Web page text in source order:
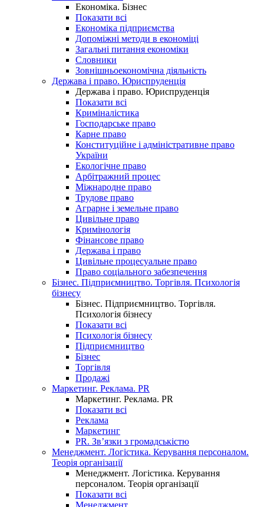
Економіка. Бізнес
Показати всі
Економіка підприємства
Допоміжні методи в економіці
Загальні питання економіки
Словники
Зовнішньоекономічна діяльність
Держава і право. Юриспруденція
Держава і право. Юриспруденція
Показати всі
Криміналістика
Господарське право
Карне право
Конституційне і адміністративне право
України
Екологічне право
Арбітражний процес
Міжнародне право
Трудове право
Аграрне і земельне право
Цивільне право
Кримінологія
Фінансове право
Держава і право
Цивільне процесуальне право
Право соціального забезпечення
Бізнес. Підприємництво. Торгівля. Психологія
бізнесу
Бізнес. Підприємництво. Торгівля.
Психологія бізнесу
Показати всі
Психологія бізнесу
Підприємництво
Бізнес
Торгівля
Продажі
Маркетинг. Реклама. PR
Маркетинг. Реклама. PR
Показати всі
Реклама
Маркетинг
PR. Зв’язки з громадськістю
Менеджмент. Логістика. Керування персоналом.
Теорія організації
Менеджмент. Логістика. Керування
персоналом. Теорія організації
Показати всі
Менеджмент